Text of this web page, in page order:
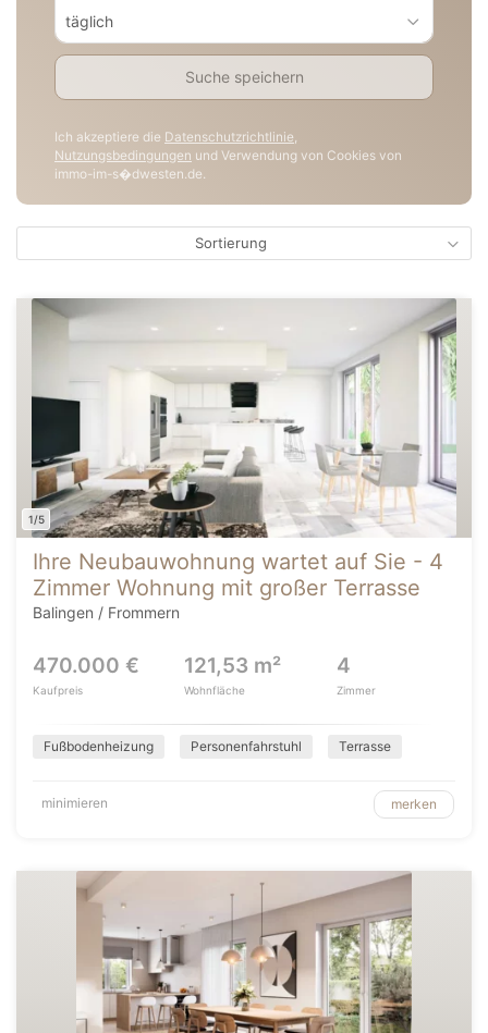
täglich
Suche speichern
Ich akzeptiere die Datenschutzrichtlinie,
Nutzungsbedingungen und Verwendung von Cookies von
immo-im-s�dwesten.de.
Sortierung
1/5
Ihre Neubauwohnung wartet auf Sie - 4
Zimmer Wohnung mit großer Terrasse
Balingen / Frommern
470.000 €
Kaufpreis
121,53 m²
Wohnfläche
4
Zimmer
Fußbodenheizung Personenfahrstuhl Terrasse
minimieren merken